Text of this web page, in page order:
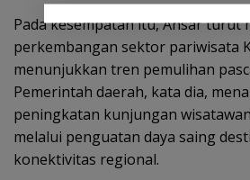
Pada kesempatan itu, Ansar turut
perkembangan sektor pariwisata
menunjukkan tren pemulihan
Pemerintah daerah, kata dia,
peningkatan kunjungan
melalui penguatan daya saing
konektivitas regional.